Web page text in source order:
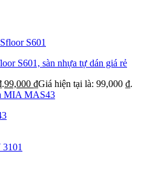
S601, sàn nhựa tự dán giá rẻ
99,000 ₫Giá hiện tại là: 99,000 ₫.